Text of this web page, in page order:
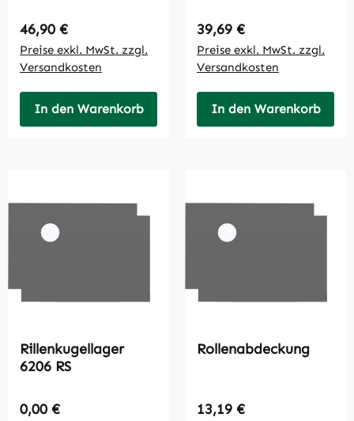
Regulärer Preis:
46,90 €
Preise exkl. MwSt. zzgl.
Versandkosten
In den Warenkorb
Regulärer Preis:
39,69 €
Preise exkl. MwSt. zzgl.
Versandkosten
In den Warenkorb
Rillenkugellager
6206 RS
Regulärer Preis:
0,00 €
Rollenabdeckung
Regulärer Preis:
13,19 €